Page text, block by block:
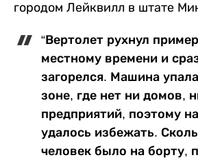
городом Лейквилл в штате
“Вертолет рухнул
местному времени и
загорелся. Машина
зоне, где нет ни домов,
предприятий, поэтому
удалось избежать.
человек было на борту,